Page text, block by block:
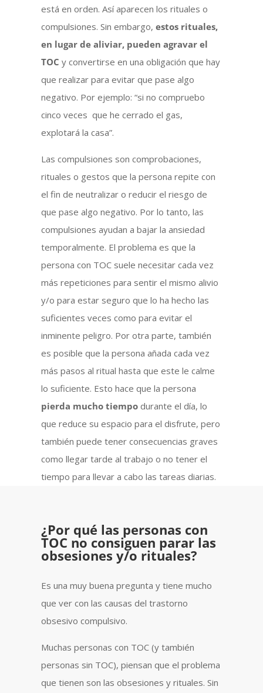
está en orden. Así aparecen los rituales o
compulsiones. Sin embargo, estos rituales,
en lugar de aliviar, pueden agravar el
TOC y convertirse en una obligación que hay
que realizar para evitar que pase algo
negativo. Por ejemplo: “si no compruebo
cinco veces que he cerrado el gas,
explotará la casa”.
Las compulsiones son comprobaciones,
rituales o gestos que la persona repite con
el fin de neutralizar o reducir el riesgo de
que pase algo negativo. Por lo tanto, las
compulsiones ayudan a bajar la ansiedad
temporalmente. El problema es que la
persona con TOC suele necesitar cada vez
más repeticiones para sentir el mismo alivio
y/o para estar seguro que lo ha hecho las
suficientes veces como para evitar el
inminente peligro. Por otra parte, también
es posible que la persona añada cada vez
más pasos al ritual hasta que este le calme
lo suficiente. Esto hace que la persona
pierda mucho tiempo durante el día, lo
que reduce su espacio para el disfrute, pero
también puede tener consecuencias graves
como llegar tarde al trabajo o no tener el
tiempo para llevar a cabo las tareas diarias.
¿Por qué las personas con
TOC no consiguen parar las
obsesiones y/o rituales?
Es una muy buena pregunta y tiene mucho
que ver con las causas del trastorno
obsesivo compulsivo.
Muchas personas con TOC (y también
personas sin TOC), piensan que el problema
que tienen son las obsesiones y rituales. Sin